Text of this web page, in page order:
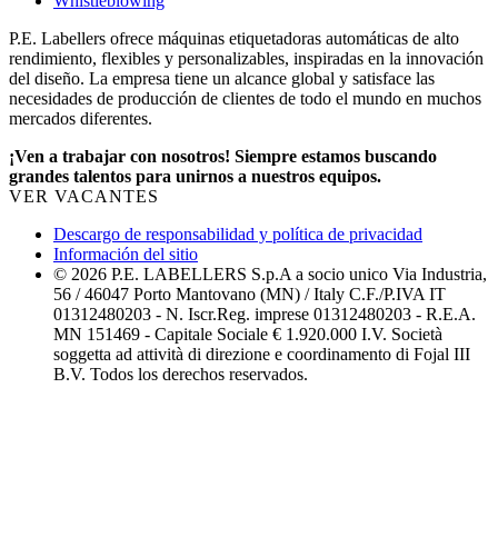
P.E. Labellers ofrece máquinas etiquetadoras automáticas de alto
rendimiento, flexibles y personalizables, inspiradas en la innovación
del diseño. La empresa tiene un alcance global y satisface las
necesidades de producción de clientes de todo el mundo en muchos
mercados diferentes.
¡Ven a trabajar con nosotros! Siempre estamos buscando
grandes talentos para unirnos a nuestros equipos.
VER VACANTES
Descargo de responsabilidad y política de privacidad
Información del sitio
© 2026 P.E. LABELLERS S.p.A a socio unico Via Industria,
56 / 46047 Porto Mantovano (MN) / Italy C.F./P.IVA IT
01312480203 - N. Iscr.Reg. imprese 01312480203 - R.E.A.
MN 151469 - Capitale Sociale € 1.920.000 I.V. Società
soggetta ad attività di direzione e coordinamento di Fojal III
B.V. Todos los derechos reservados.